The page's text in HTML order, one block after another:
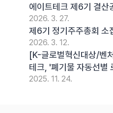
에이트테크 제6기 결산
2026. 3. 27.
제6기 정기주주총회 소
2026. 3. 12.
[K-글로벌혁신대상/벤
테크, '폐기물 자동선별
2025. 11. 24.